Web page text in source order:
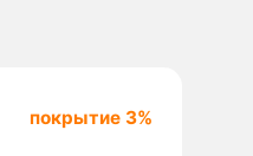
покрытие 3%